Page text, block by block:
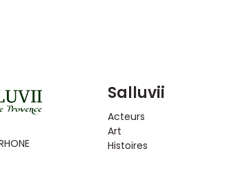
Salluvii
Acteurs
Art
Histoires